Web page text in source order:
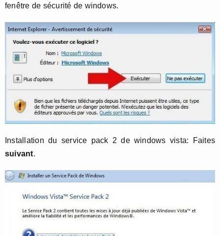
fenêtre de sécurité de windows.
Installation du service pack 2 de windows vista: Faites
suivant.